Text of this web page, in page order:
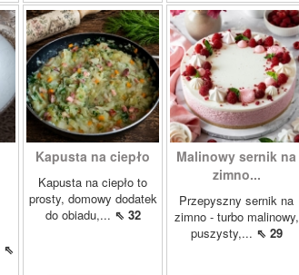
⇖
Kapusta na ciepło
Kapusta na ciepło to
prosty, domowy dodatek
do obiadu,... ⇖ 32
Malinowy sernik na
zimno...
Przepyszny sernik na
zimno - turbo malinowy,
puszysty,... ⇖ 29